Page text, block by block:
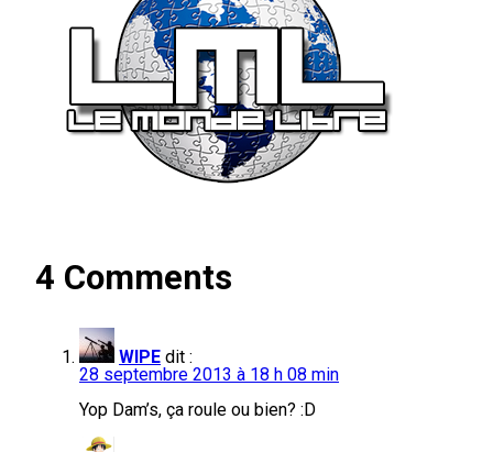
4 Comments
WIPE dit :
28 septembre 2013 à 18 h 08 min
Yop Dam’s, ça roule ou bien? :D